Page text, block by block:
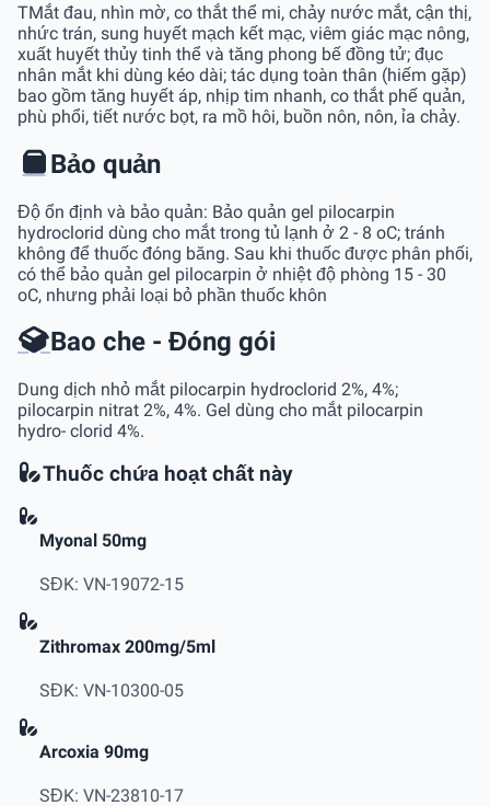
TMắt đau, nhìn mờ, co thắt thể mi, chảy nước mắt, cận thị,
nhức trán, sung huyết mạch kết mạc, viêm giác mạc nông,
xuất huyết thủy tinh thể và tăng phong bế đồng tử; đục
nhân mắt khi dùng kéo dài; tác dụng toàn thân (hiếm gặp)
bao gồm tăng huyết áp, nhịp tim nhanh, co thắt phế quản,
phù phổi, tiết nước bọt, ra mồ hôi, buồn nôn, nôn, ỉa chảy.
Bảo quản
Độ ổn định và bảo quản: Bảo quản gel pilocarpin
hydroclorid dùng cho mắt trong tủ lạnh ở 2 - 8 oC; tránh
không để thuốc đóng băng. Sau khi thuốc được phân phối,
có thể bảo quản gel pilocarpin ở nhiệt độ phòng 15 - 30
oC, nhưng phải loại bỏ phần thuốc khôn
Bao che - Đóng gói
Dung dịch nhỏ mắt pilocarpin hydroclorid 2%, 4%;
pilocarpin nitrat 2%, 4%. Gel dùng cho mắt pilocarpin
hydro- clorid 4%.
Thuốc chứa hoạt chất này
Myonal 50mg
SĐK: VN-19072-15
Zithromax 200mg/5ml
SĐK: VN-10300-05
Arcoxia 90mg
SĐK: VN-23810-17